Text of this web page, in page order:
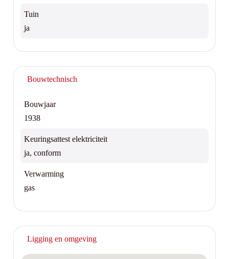
Tuin
ja
Bouwtechnisch
Bouwjaar
1938
Keuringsattest elektriciteit
ja, conform
Verwarming
gas
Ligging en omgeving